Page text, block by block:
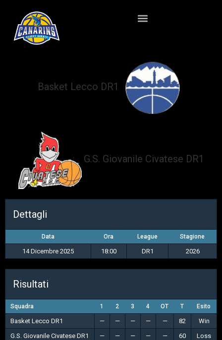
Basket Lecco DR1
G.S. Giovanile Civatese DR1
Dettagli
Data Ora League Stagione
14 Dicembre 2025 18:00 DR1 2026
Risultati
Squadra 1 2 3 4 OT T Esito
Basket Lecco DR1 — — — — — 82
Win
G.S. Giovanile Civatese DR1
— — — — — 60 Loss